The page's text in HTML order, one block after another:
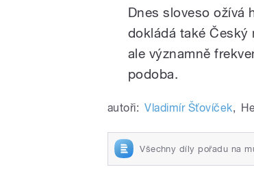
Dnes sloveso ožívá
dokládá také Český
ale významně
podoba.
autoři: Vladimír Šťovíček,
Všechny díly pořadu na